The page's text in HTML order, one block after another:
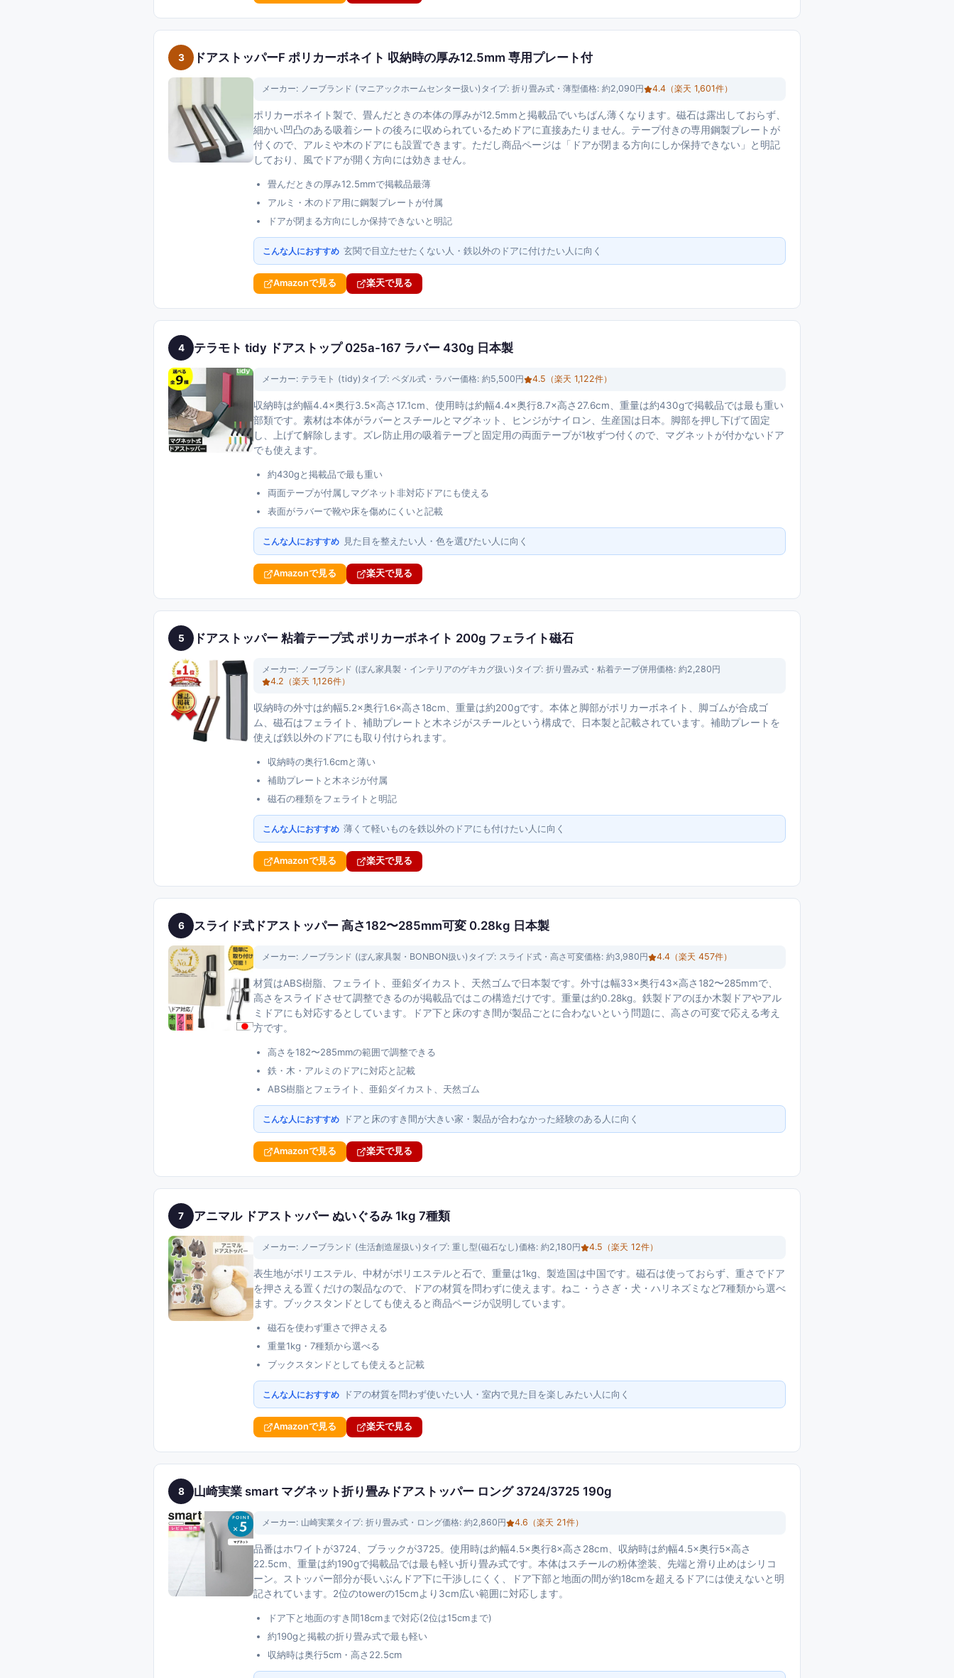
3 ドアストッパーF ポリカーボネイト 収納時の厚み12.5mm 専用プレート付
メーカー: ノーブランド (マニアックホームセンター扱い) タイプ: 折り畳み式・薄型価格: 約2,090円 4.4 （楽天 1,601件）
ポリカーボネイト製で、畳んだときの本体の厚みが12.5mmと掲載品でいちばん薄くなります。磁石は露出しておらず、
細かい凹凸のある吸着シートの後ろに収められているためドアに直接あたりません。テープ付きの専用鋼製プレートが
付くので、アルミや木のドアにも設置できます。ただし商品ページは「ドアが閉まる方向にしか保持できない」と明記
しており、風でドアが開く方向には効きません。
畳んだときの厚み12.5mmで掲載品最薄
アルミ・木のドア用に鋼製プレートが付属
ドアが閉まる方向にしか保持できないと明記
こんな人におすすめ 玄関で目立たせたくない人・鉄以外のドアに付けたい人に向く
Amazonで見る 楽天で見る
4 テラモト tidy ドアストップ 025a-167 ラバー 430g 日本製
メーカー: テラモト (tidy) タイプ: ペダル式・ラバー価格: 約5,500円 4.5 （楽天 1,122件）
収納時は約幅4.4×奥行3.5×高さ17.1cm、使用時は約幅4.4×奥行8.7×高さ27.6cm、重量は約430gで掲載品では最も重い
部類です。素材は本体がラバーとスチールとマグネット、ヒンジがナイロン、生産国は日本。脚部を押し下げて固定
し、上げて解除します。ズレ防止用の吸着テープと固定用の両面テープが1枚ずつ付くので、マグネットが付かないドア
でも使えます。
約430gと掲載品で最も重い
両面テープが付属しマグネット非対応ドアにも使える
表面がラバーで靴や床を傷めにくいと記載
こんな人におすすめ 見た目を整えたい人・色を選びたい人に向く
Amazonで見る 楽天で見る
5 ドアストッパー 粘着テープ式 ポリカーボネイト 200g フェライト磁石
メーカー: ノーブランド (ぼん家具製・インテリアのゲキカグ扱い) タイプ: 折り畳み式・粘着テープ併用価格: 約2,280円
4.2 （楽天 1,126件）
収納時の外寸は約幅5.2×奥行1.6×高さ18cm、重量は約200gです。本体と脚部がポリカーボネイト、脚ゴムが合成ゴ
ム、磁石はフェライト、補助プレートと木ネジがスチールという構成で、日本製と記載されています。補助プレートを
使えば鉄以外のドアにも取り付けられます。
収納時の奥行1.6cmと薄い
補助プレートと木ネジが付属
磁石の種類をフェライトと明記
こんな人におすすめ 薄くて軽いものを鉄以外のドアにも付けたい人に向く
Amazonで見る 楽天で見る
6 スライド式ドアストッパー 高さ182〜285mm可変 0.28kg 日本製
メーカー: ノーブランド (ぼん家具製・BONBON扱い) タイプ: スライド式・高さ可変価格: 約3,980円 4.4 （楽天 457件）
材質はABS樹脂、フェライト、亜鉛ダイカスト、天然ゴムで日本製です。外寸は幅33×奥行43×高さ182〜285mmで、
高さをスライドさせて調整できるのが掲載品ではこの構造だけです。重量は約0.28kg。鉄製ドアのほか木製ドアやアル
ミドアにも対応するとしています。ドア下と床のすき間が製品ごとに合わないという問題に、高さの可変で応える考え
方です。
高さを182〜285mmの範囲で調整できる
鉄・木・アルミのドアに対応と記載
ABS樹脂とフェライト、亜鉛ダイカスト、天然ゴム
こんな人におすすめ ドアと床のすき間が大きい家・製品が合わなかった経験のある人に向く
Amazonで見る 楽天で見る
7 アニマル ドアストッパー ぬいぐるみ 1kg 7種類
メーカー: ノーブランド (生活創造屋扱い) タイプ: 重し型(磁石なし)価格: 約2,180円 4.5 （楽天 12件）
表生地がポリエステル、中材がポリエステルと石で、重量は1kg、製造国は中国です。磁石は使っておらず、重さでドア
を押さえる置くだけの製品なので、ドアの材質を問わずに使えます。ねこ・うさぎ・犬・ハリネズミなど7種類から選べ
ます。ブックスタンドとしても使えると商品ページが説明しています。
磁石を使わず重さで押さえる
重量1kg・7種類から選べる
ブックスタンドとしても使えると記載
こんな人におすすめ ドアの材質を問わず使いたい人・室内で見た目を楽しみたい人に向く
Amazonで見る 楽天で見る
8 山崎実業 smart マグネット折り畳みドアストッパー ロング 3724/3725 190g
メーカー: 山崎実業タイプ: 折り畳み式・ロング価格: 約2,860円 4.6 （楽天 21件）
品番はホワイトが3724、ブラックが3725。使用時は約幅4.5×奥行8×高さ28cm、収納時は約幅4.5×奥行5×高さ
22.5cm、重量は約190gで掲載品では最も軽い折り畳み式です。本体はスチールの粉体塗装、先端と滑り止めはシリコ
ーン。ストッパー部分が長いぶんドア下に干渉しにくく、ドア下部と地面の間が約18cmを超えるドアには使えないと明
記されています。2位のtowerの15cmより3cm広い範囲に対応します。
ドア下と地面のすき間18cmまで対応(2位は15cmまで)
約190gと掲載の折り畳み式で最も軽い
収納時は奥行5cm・高さ22.5cm